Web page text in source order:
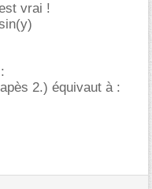
vrai !
2.) équivaut à :